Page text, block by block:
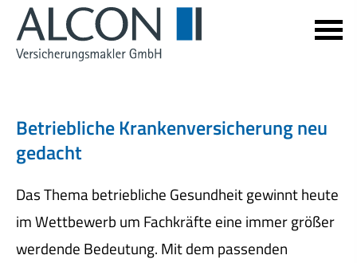
Betriebliche Kranken­ver­si­che­rung neu
gedacht
Das Thema betriebliche Gesundheit gewinnt heute
im Wettbewerb um Fachkräfte eine immer größer
werdende Bedeutung. Mit dem passenden